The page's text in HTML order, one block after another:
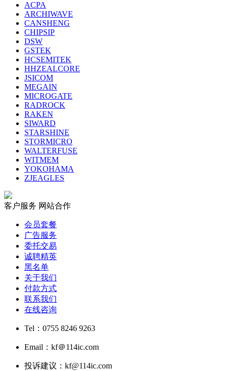
ACPA
ARCHIWAVE
CANSHENG
CHIPSIP
DSW
GSTEK
HCSEMITEK
HHZEALCORE
JSICOM
MEGAIN
MICROGATE
RADROCK
RAKEN
SIWARD
STARSHINE
STORMICRO
WALTERFUSE
WITMEM
YOKOHAMA
ZJEAGLES
客户服务 网站合作
会员套餐
广告服务
委托交易
诚聘精英
黑名单
关于我们
付款方式
联系我们
在线咨询
Tel：0755 8246 9263
Email：kf＠114ic.com
投诉建议：kf@114ic.com